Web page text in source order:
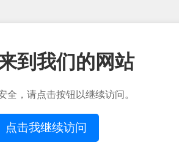
到我们的网站
全，请点击按钮以继续访问。